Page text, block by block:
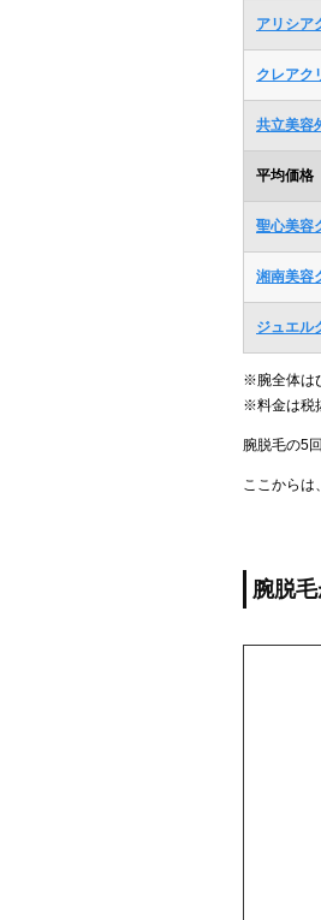
アリシア
クレアク
共立美容
平均価格
聖心美容
湘南美容
ジュエル
※腕全体は
※料金は税
腕脱毛の5
ここからは
腕脱